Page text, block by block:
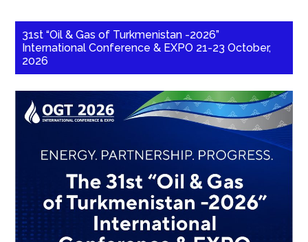
31st “Oil & Gas of Turkmenistan -2026”
International Conference & EXPO 21-23 October,
2026